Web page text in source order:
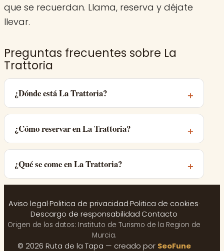
que se recuerdan. Llama, reserva y déjate
llevar.
Preguntas frecuentes sobre La
Trattoria
¿Dónde está La Trattoria?
¿Cómo reservar en La Trattoria?
¿Qué se come en La Trattoria?
Aviso legal·Politica de privacidad·Politica de cookies·
Descargo de responsabilidad·Contacto
Origen de los datos: Instituto de Turismo de la Region de
Murcia.
© 2026 Ruta de la Tapa — creado por SeoFune